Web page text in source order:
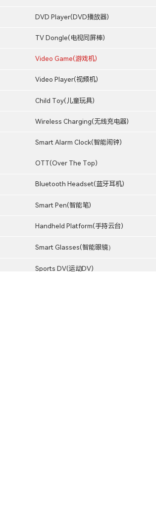
DVD Player(DVD播放器)
TV Dongle(电视同屏棒)
Video Game(游戏机)
Video Player(视频机)
Child Toy(儿童玩具)
Wireless Charging(无线充电器)
Smart Alarm Clock(智能闹钟)
OTT(Over The Top)
Bluetooth Headset(蓝牙耳机)
Smart Pen(智能笔)
Handheld Platform(手持云台)
Smart Glasses(智能眼镜）
Sports DV(运动DV)